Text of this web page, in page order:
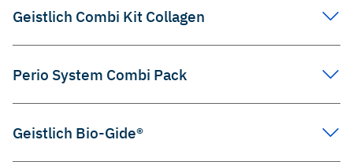
Geistlich Combi Kit Collagen
Perio System Combi Pack
Geistlich Bio-Gide®